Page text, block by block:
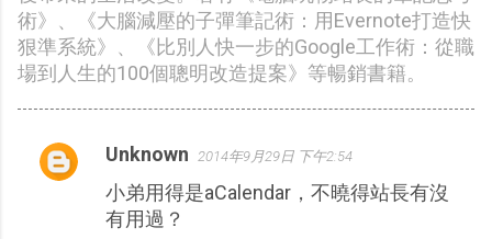
術》、《大腦減壓的子彈筆記術：用Evernote打造快
狠準系統》、《比別人快一步的Google工作術：從職
場到人生的100個聰明改造提案》等暢銷書籍。
留
Unknown 2014年9月29日 下午2:54
小弟用得是aCalendar，不曉得站長有沒
有用過？